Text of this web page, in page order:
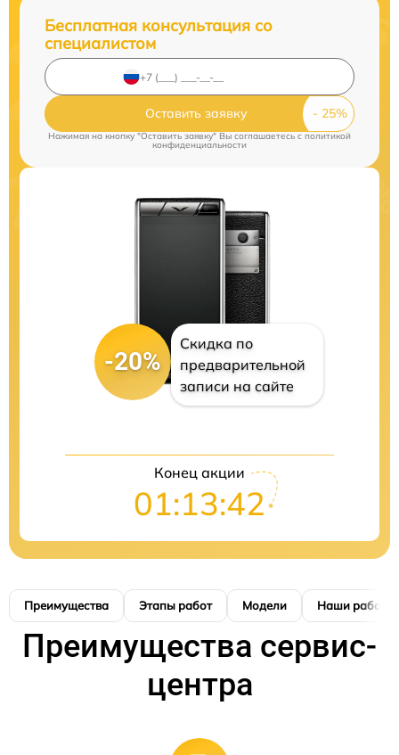
Бесплатная консультация со
специалистом
Оставить заявку
Нажимая на кнопку "Оставить заявку" Вы соглашаетесь cполитикой
конфиденциальности
-20%
Скидка по
предварительной
записи на сайте
Конец акции
01:13:41
Преимущества Этапы работ Модели Наши работы
Преимущества сервис-
центра